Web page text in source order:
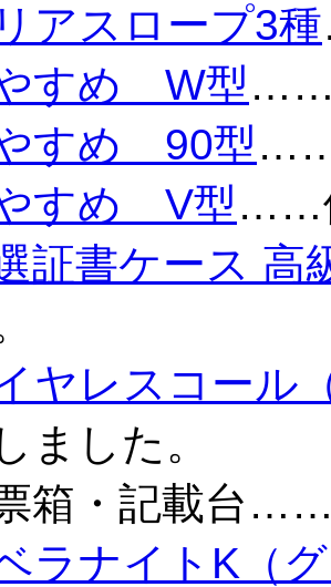
アスロープ3種
すめ W型 ……
すめ 90型 ……
すめ V型 ……
証書ケース 高
ヤレスコール
ました。
箱・記載台
ラナイトK（